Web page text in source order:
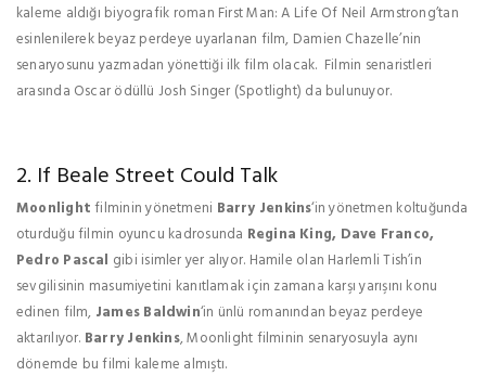
kaleme aldığı biyografik roman First Man: A Life Of Neil Armstrong’tan
esinlenilerek beyaz perdeye uyarlanan film, Damien Chazelle’nin
senaryosunu yazmadan yönettiği ilk film olacak. Filmin senaristleri
arasında Oscar ödüllü Josh Singer (Spotlight) da bulunuyor.
2. If Beale Street Could Talk
Moonlightfilminin yönetmeni Barry Jenkins‘in yönetmen koltuğunda
oturduğu filmin oyuncu kadrosunda Regina King, Dave Franco,
Pedro Pascal gibi isimler yer alıyor. Hamile olan Harlemli Tish’in
sevgilisinin masumiyetini kanıtlamak için zamana karşı yarışını konu
edinen film, James Baldwin‘in ünlü romanından beyaz perdeye
aktarılıyor. Barry Jenkins, Moonlight filminin senaryosuyla aynı
dönemde bu filmi kaleme almıştı.